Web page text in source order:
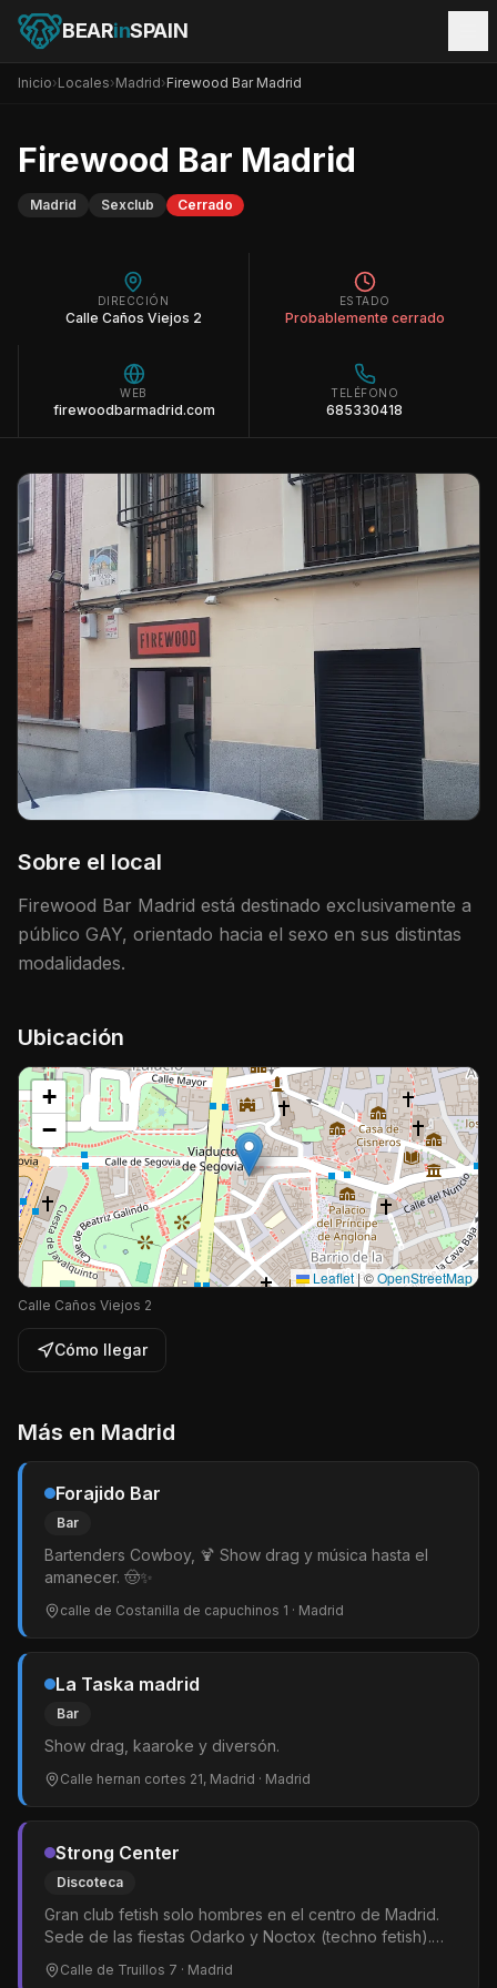
BEARinSPAIN
Inicio›Locales›Madrid›Firewood Bar Madrid
Firewood Bar Madrid
Madrid Sexclub Cerrado
DIRECCIÓN
Calle Caños Viejos 2
ESTADO
Probablemente cerrado
WEB
firewoodbarmadrid.com
TELÉFONO
685330418
Sobre el local
Firewood Bar Madrid está destinado exclusivamente a
público GAY, orientado hacia el sexo en sus distintas
modalidades.
Ubicación
+
−
Leaflet |©OpenStreetMap
Calle Caños Viejos 2
Cómo llegar
Más en Madrid
Forajido Bar
Bar
Bartenders Cowboy, 🍹 Show drag y música hasta el
amanecer. 🤠✨
calle de Costanilla de capuchinos 1 · Madrid
La Taska madrid
Bar
Show drag, kaaroke y diversón.
Calle hernan cortes 21, Madrid · Madrid
Strong Center
Discoteca
Gran club fetish solo hombres en el centro de Madrid.
Sede de las fiestas Odarko y Noctox (techno fetish).
Pista de baile y amplias zonas de cruising y juego. El
ambiente arranca pasadas las 02:00.
Calle de Truillos 7 · Madrid